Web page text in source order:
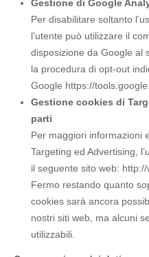
Gestione di Google
Per disabilitare soltanto
l’utente può utilizzare il
disposizione da Google al
la procedura di opt-out
Google https://
Gestione cookies di
parti
Per maggiori informazioni
Targeting ed Advertising,
il seguente sito web:
Fermo restando quanto
cookies sarà ancora
nostri siti web, ma alcuni
utilizzabili.